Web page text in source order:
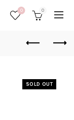
0 0
SOLD OUT